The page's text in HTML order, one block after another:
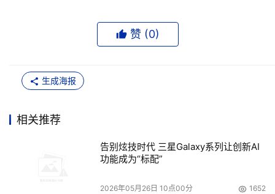
对于有能力的公司，应该采购整一个C段的IP地址，尽量避
免与别的邮件服务器混用同一个C段的IP。
3. 禁止Open Relay
不是本系统用户的信件转发。禁止Open Relay是一个最基
Relay功能，但是值得注意的是，某些开源的邮件系统，如
Postfix，Qmail默认是允许本机IP(127.0.0.1) Open Relay
的，这是一个隐患，因为垃圾邮件已经可以伪造来源IP为
赞 (0)
生成海报
相关推荐
告别炫技时代 三星Galaxy系列让创新AI
功能成为“标配”
2026年05月26日 10点00分 1652